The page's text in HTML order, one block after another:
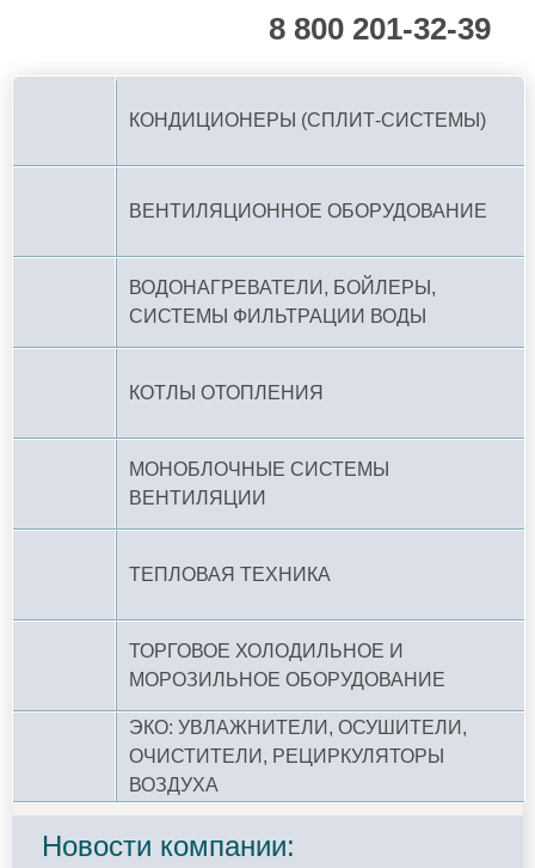
8 800 201-32-39
КОНДИЦИОНЕРЫ (СПЛИТ-СИСТЕМЫ)
ВЕНТИЛЯЦИОННОЕ ОБОРУДОВАНИЕ
ВОДОНАГРЕВАТЕЛИ, БОЙЛЕРЫ,
СИСТЕМЫ ФИЛЬТРАЦИИ ВОДЫ
КОТЛЫ ОТОПЛЕНИЯ
МОНОБЛОЧНЫЕ СИСТЕМЫ
ВЕНТИЛЯЦИИ
ТЕПЛОВАЯ ТЕХНИКА
ТОРГОВОЕ ХОЛОДИЛЬНОЕ И
МОРОЗИЛЬНОЕ ОБОРУДОВАНИЕ
ЭКО: УВЛАЖНИТЕЛИ, ОСУШИТЕЛИ,
ОЧИСТИТЕЛИ, РЕЦИРКУЛЯТОРЫ
ВОЗДУХА
Новости компании: